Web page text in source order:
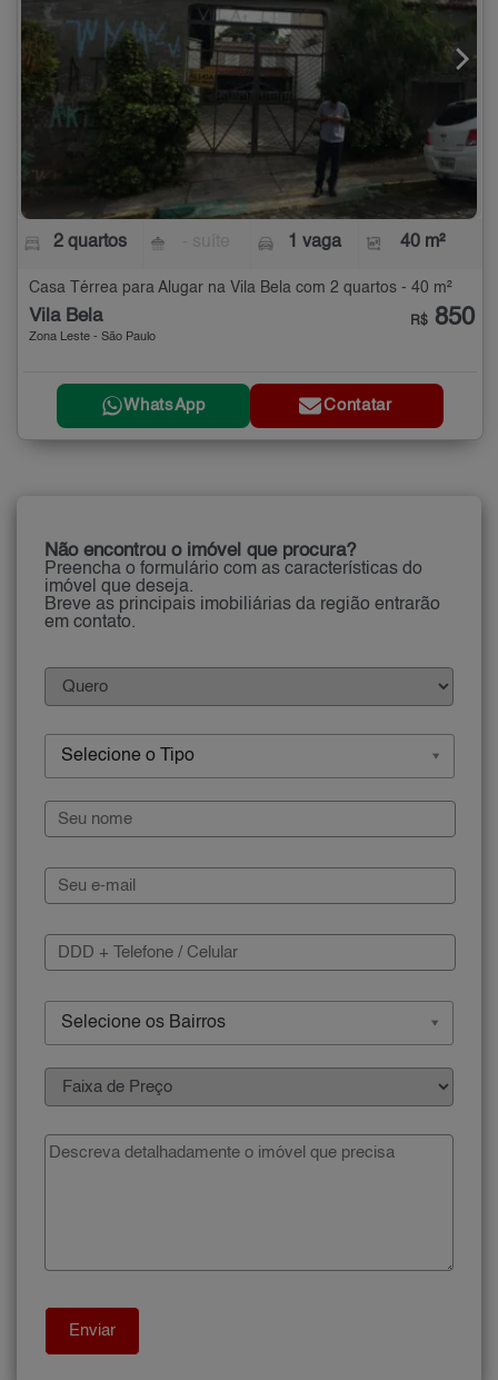
2 quartos 1 vaga 40 m²
Casa Térrea para Alugar na Vila Bela com 2 quartos - 40 m²
Vila Bela
Zona Leste - São Paulo
R$ 850
WhatsApp Contatar
Não encontrou o imóvel que procura?
Preencha o formulário com as características do
imóvel que deseja.
Breve as principais imobiliárias da região entrarão
em contato.
Selecione o Tipo
Selecione os Bairros